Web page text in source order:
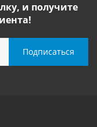
и получите